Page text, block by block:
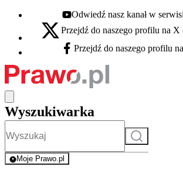
Youtube - otwiera się w nowej karcie
Odwiedź nasz kanał w
X - otwiera się w nowej karcie
Przejdź do naszego profilu na
Facebook - otwiera się w nowej karcie
Przejdź do naszego profilu
Wyszukiwarka
Szukaj
Moje Prawo.pl
- rejestracja i logowanie do serwisu